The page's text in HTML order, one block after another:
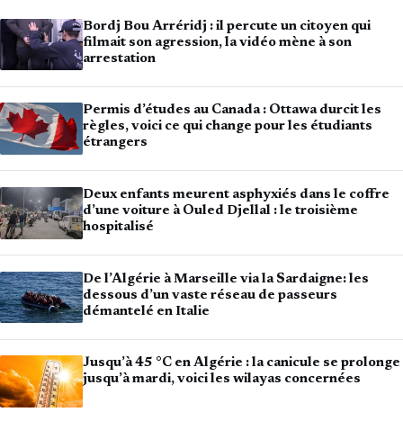
Bordj Bou Arréridj : il percute un citoyen qui
filmait son agression, la vidéo mène à son
arrestation
Permis d’études au Canada : Ottawa durcit les
règles, voici ce qui change pour les étudiants
étrangers
Deux enfants meurent asphyxiés dans le coffre
d’une voiture à Ouled Djellal : le troisième
hospitalisé
De l’Algérie à Marseille via la Sardaigne: les
dessous d’un vaste réseau de passeurs
démantelé en Italie
Jusqu’à 45 °C en Algérie : la canicule se prolonge
jusqu’à mardi, voici les wilayas concernées